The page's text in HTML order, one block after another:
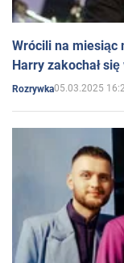
Wrócili na miesiąc
Harry zakochał
Rozrywka05.03.2025